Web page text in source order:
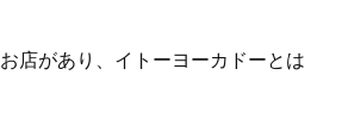
店があり、イトーヨーカドーとは